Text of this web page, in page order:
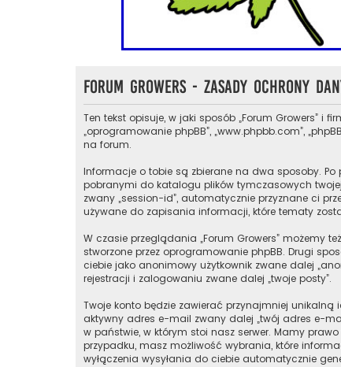
Forum Growers - Zasady ochrony
Ten tekst opisuje, w jaki sposób „Forum Growers” i
„oprogramowanie phpBB”, „www.phpbb.com”,
na forum.
Informacje o tobie są zbierane na dwa sposoby. Po
pobranymi do katalogu plików tymczasowych
zwany „session-id”, automatycznie przyznane ci
używane do zapisania informacji, które tematy
W czasie przeglądania „Forum Growers” możemy
stworzone przez oprogramowanie phpBB. Drugi
ciebie jako anonimowy użytkownik zwane dalej
rejestracji i zalogowaniu zwane dalej „twoje posty”.
Twoje konto będzie zawierać przynajmniej unikalną
aktywny adres e-mail zwany dalej „twój adres e-
w państwie, w którym stoi nasz serwer. Mamy
przypadku, masz możliwość wybrania, które
wyłączenia wysyłania do ciebie automatycznie